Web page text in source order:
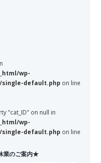
wp-
default.php on line
"cat_ID" on null in
wp-
default.php on line
業のご案内★